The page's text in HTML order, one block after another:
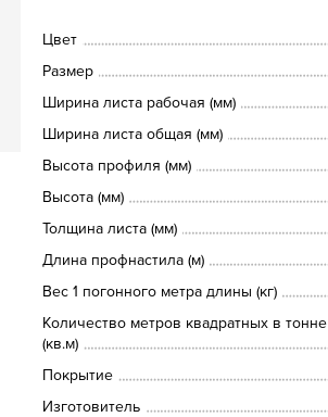
Цвет
Размер
Ширина листа рабочая (мм)
Ширина листа общая (мм)
Высота профиля (мм)
Высота (мм)
Толщина листа (мм)
Длина профнастила (м)
Вес 1 погонного метра длины (кг)
Количество метров квадратных в тонне
(кв.м)
Покрытие
Изготовитель